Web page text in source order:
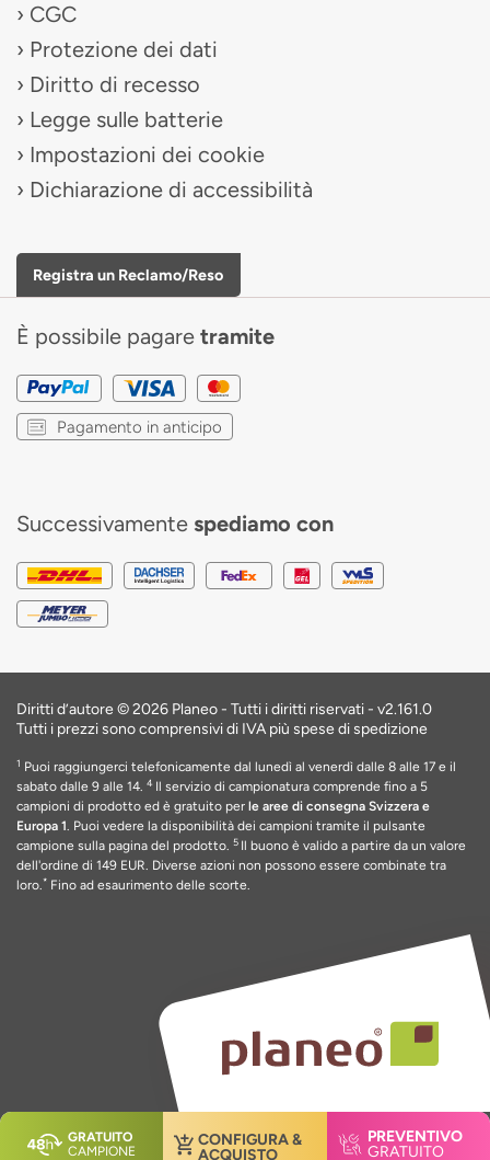
GRATUITO
CAMPIONE
CONFIGURA &
ACQUISTO
PREVENTIVO
GRATUITO
CGC
Protezione dei dati
Diritto di recesso
Legge sulle batterie
Impostazioni dei cookie
Dichiarazione di accessibilità
Registra un Reclamo/Reso
È possibile pagare tramite
Pagamento in anticipo
Successivamente spediamo con
Diritti d’autore © 2026 Planeo - Tutti i diritti riservati - v2.161.0
Tutti i prezzi sono comprensivi di IVA più spese di spedizione
1 Puoi raggiungerci telefonicamente dal lunedì al venerdì dalle 8 alle 17 e il
sabato dalle 9 alle 14. 4 Il servizio di campionatura comprende fino a 5
campioni di prodotto ed è gratuito per le aree di consegna Svizzera e
Europa 1. Puoi vedere la disponibilità dei campioni tramite il pulsante
campione sulla pagina del prodotto. 5 Il buono è valido a partire da un valore
dell'ordine di 149 EUR. Diverse azioni non possono essere combinate tra
loro.* Fino ad esaurimento delle scorte.